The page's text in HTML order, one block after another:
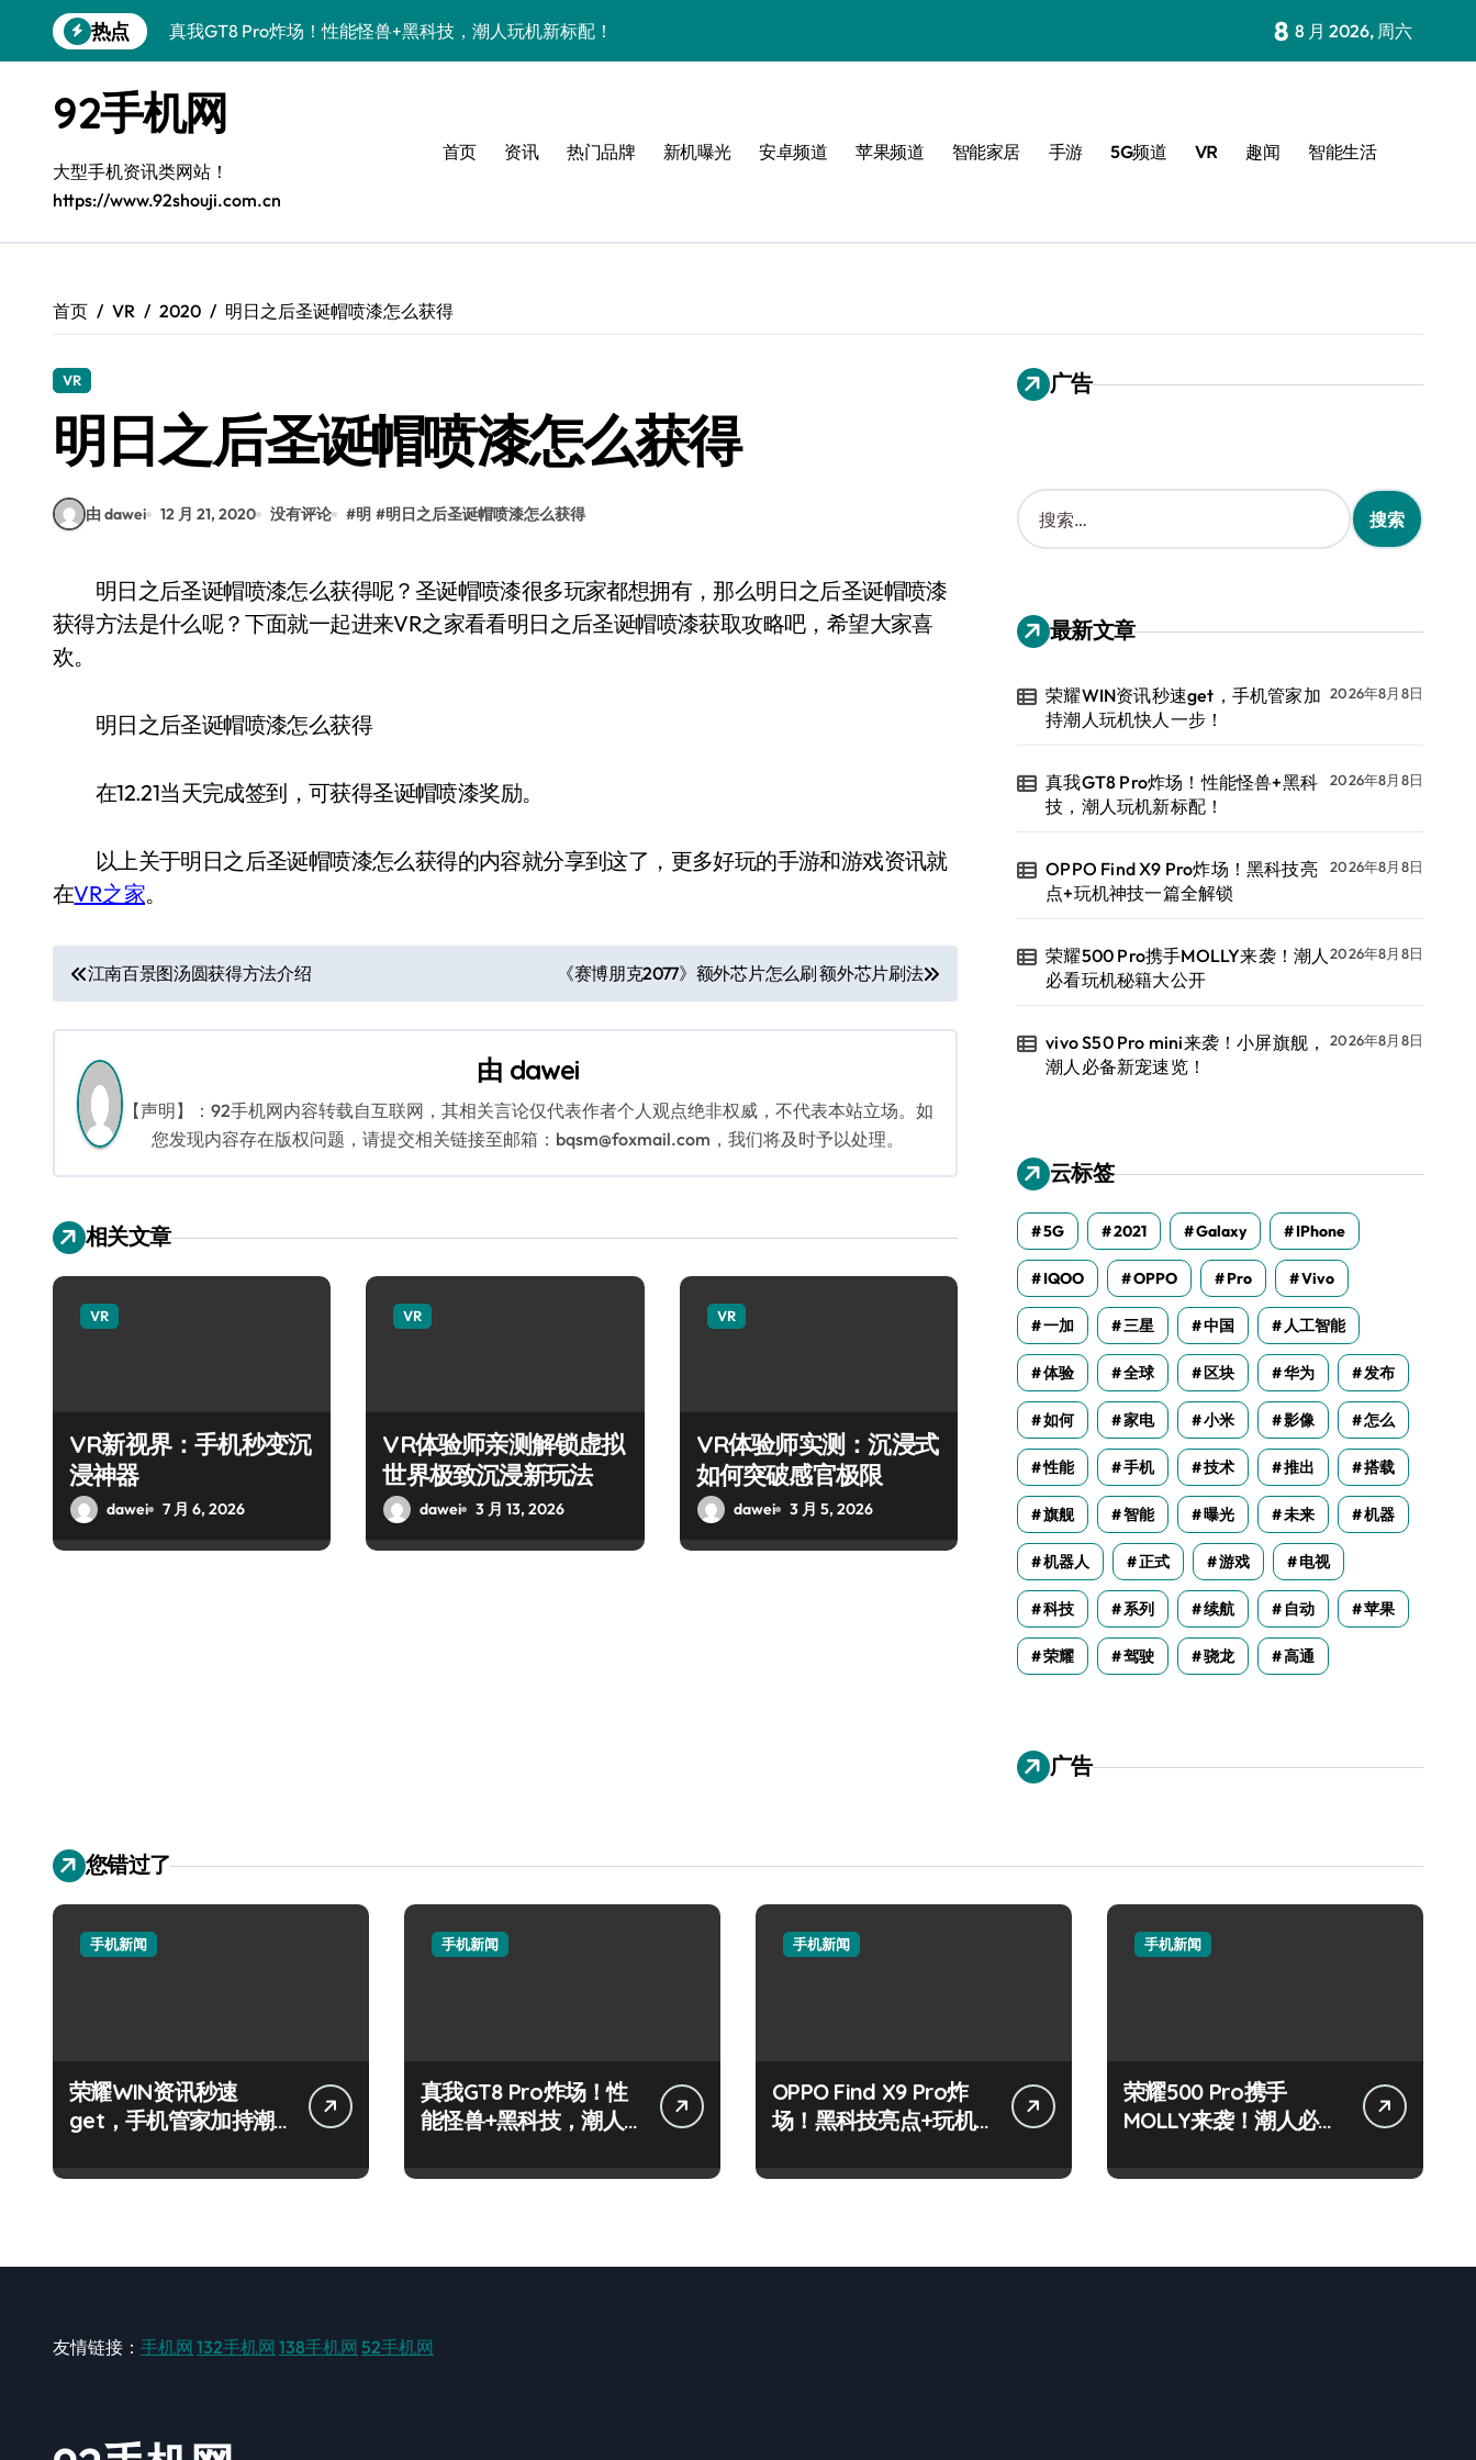
到
热点
真我GT8 Pro炸场！性能怪兽+黑科技，潮人玩机新标配！
荣耀500 Pro携手MOLLY来袭！潮人必看玩机秘籍大公开
vivo S50 Pro mini来袭！小屏旗舰，潮人必备新宠速览！
REDMI K90炸场来袭！性能怪兽+黑科技配置全揭秘
荣耀ROBOT PHONE炸场！手机一握，智能资讯全收割！
iPhone 17e炸场来袭！性能配置大升级，潮人速来围观！
荣耀WIN资讯秒速get，手机管家加持潮人玩机快人一步！
8 8 月 2026, 周六
92手机网
大型手机资讯类网站！
https://www.92shouji.com.cn
首页 资讯 热门品牌 新机曝光 安卓频道 苹果频道 智能家居 手游 5G频道 VR 趣闻 智能生活
首页 VR 2020 明日之后圣诞帽喷漆怎么获得
VR
明日之后圣诞帽喷漆怎么获得
由 dawei 12 月 21, 2020 没有评论 #明 #明日之后圣诞帽喷漆怎么获得
明日之后圣诞帽喷漆怎么获得呢？圣诞帽喷漆很多玩家都想拥有，那么明日之后圣诞帽喷漆
获得方法是什么呢？下面就一起进来VR之家看看明日之后圣诞帽喷漆获取攻略吧，希望大家喜
欢。
明日之后圣诞帽喷漆怎么获得
在12.21当天完成签到，可获得圣诞帽喷漆奖励。
以上关于明日之后圣诞帽喷漆怎么获得的内容就分享到这了，更多好玩的手游和游戏资讯就
在VR之家。
文
章
导
航
江南百景图汤圆获得方法介绍 《赛博朋克2077》额外芯片怎么刷 额外芯片刷法
由 dawei
【声明】：92手机网内容转载自互联网，其相关言论仅代表作者个人观点绝非权威，不代表本站立场。如
您发现内容存在版权问题，请提交相关链接至邮箱：bqsm@foxmail.com，我们将及时予以处理。
相关文章
VR
VR新视界：手机秒变沉
浸神器
dawei 7 月 6, 2026
VR
VR体验师亲测解锁虚拟
世界极致沉浸新玩法
dawei 3 月 13, 2026
VR
VR体验师实测：沉浸式
如何突破感官极限
dawei 3 月 5, 2026
广告
搜
索
：
最新文章
荣耀WIN资讯秒速get，手机管家加
持潮人玩机快人一步！
2026年8月8日
真我GT8 Pro炸场！性能怪兽+黑科
技，潮人玩机新标配！
2026年8月8日
OPPO Find X9 Pro炸场！黑科技亮
点+玩机神技一篇全解锁
2026年8月8日
荣耀500 Pro携手MOLLY来袭！潮人
必看玩机秘籍大公开
2026年8月8日
vivo S50 Pro mini来袭！小屏旗舰，
潮人必备新宠速览！
2026年8月8日
云标签
5G 2021 Galaxy IPhone
IQOO OPPO Pro Vivo
一加 三星 中国 人工智能
体验 全球 区块 华为 发布
如何 家电 小米 影像 怎么
性能 手机 技术 推出 搭载
旗舰 智能 曝光 未来 机器
机器人 正式 游戏 电视
科技 系列 续航 自动 苹果
荣耀 驾驶 骁龙 高通
广告
您错过了
手机新闻
荣耀WIN资讯秒速
get，手机管家加持潮
手机新闻
真我GT8 Pro炸场！性
能怪兽+黑科技，潮人
手机新闻
OPPO Find X9 Pro炸
场！黑科技亮点+玩机
手机新闻
荣耀500 Pro携手
MOLLY来袭！潮人必看
友情链接： 手机网 132手机网 138手机网 52手机网